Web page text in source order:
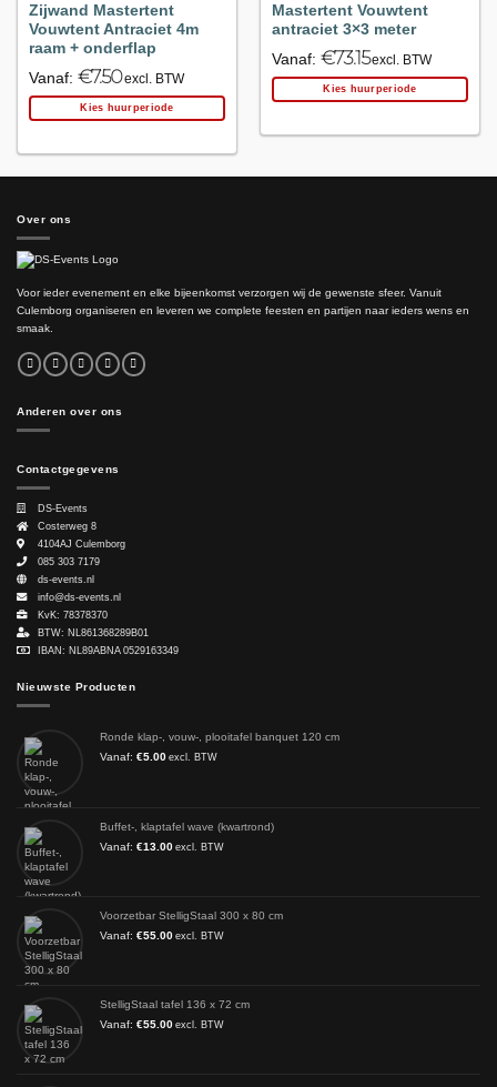
Zijwand Mastertent
Vouwtent Antraciet 4m
raam + onderflap
Vanaf: €7.50excl. BTW
Kies huurperiode
Mastertent Vouwtent
antraciet 3×3 meter
Vanaf: €73.15excl. BTW
Kies huurperiode
Over ons
Voor ieder evenement en elke bijeenkomst verzorgen wij de gewenste sfeer. Vanuit
Culemborg organiseren en leveren we complete feesten en partijen naar ieders wens en
smaak.
Anderen over ons
Contactgegevens
DS-Events
Costerweg 8
4104AJ Culemborg
085 303 7179
ds-events.nl
info@ds-events.nl
KvK: 78378370
BTW: NL861368289B01
IBAN: NL89ABNA 0529163349
Nieuwste Producten
Ronde klap-, vouw-, plooitafel banquet 120 cm
Vanaf: €5.00 excl. BTW
Buffet-, klaptafel wave (kwartrond)
Vanaf: €13.00 excl. BTW
Voorzetbar StelligStaal 300 x 80 cm
Vanaf: €55.00 excl. BTW
StelligStaal tafel 136 x 72 cm
Vanaf: €55.00 excl. BTW